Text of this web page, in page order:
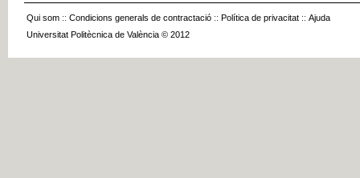
Qui som :: Condicions generals de contractació :: Política de privacitat :: Ajuda
Universitat Politècnica de València © 2012